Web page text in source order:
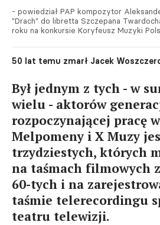
- powiedział PAP kompozytor
"Drach" do libretta Szczepana
roku na konkursie Koryfeusz Muzyki
50 lat temu zmarł Jacek
Był jednym z tych - w
wielu - aktorów
rozpoczynającej pracę
Melpomeny i X Muzy
trzydziestych, których
na taśmach filmowych
60-tych i na
taśmie telerecordingu
teatru telewizji.